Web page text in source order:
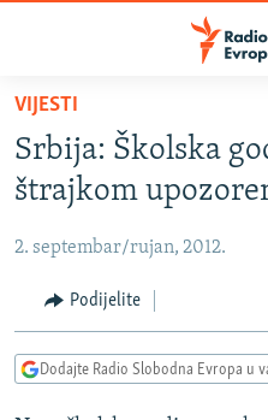
Pređite
glavni
sadržaj
na
navigaciju
Pređite
na
VIJESTI
BOSNA I HERCEGOVINA
SRBIJA
KOSOVO
CRNA GORA
VIDEO
PODCASTI
VIJESTI
Srbija: Školska
štrajkom
2. septembar/rujan, 2012.
Podijelite
Dodajte Radio Slobodna Evropa u